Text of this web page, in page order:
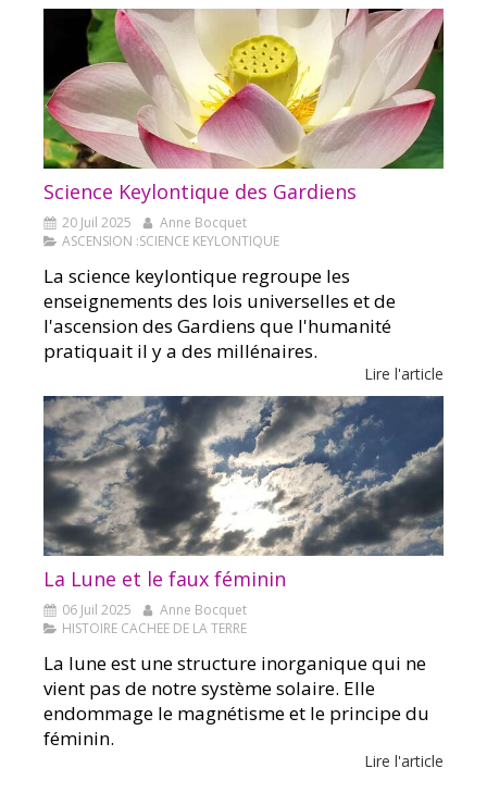
Science Keylontique des Gardiens
20 Juil 2025
Anne Bocquet
ASCENSION :SCIENCE KEYLONTIQUE
La science keylontique regroupe les
enseignements des lois universelles et de
l'ascension des Gardiens que l'humanité
pratiquait il y a des millénaires.
Lire l'article
La Lune et le faux féminin
06 Juil 2025
Anne Bocquet
HISTOIRE CACHEE DE LA TERRE
La lune est une structure inorganique qui ne
vient pas de notre système solaire. Elle
endommage le magnétisme et le principe du
féminin.
Lire l'article